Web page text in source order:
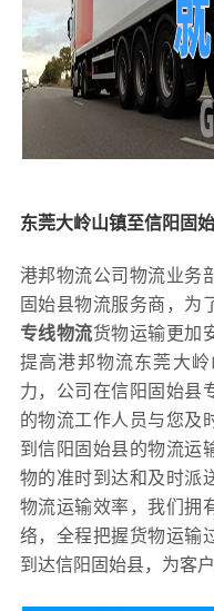
东莞大岭山镇至信阳固
港邦物流公司物流业务
固始县物流服务商，为
专线物流货物运输更加
提高港邦物流东莞大
力，公司在信阳固始县
的物流工作人员与您及
到信阳固始县的物流运
物的准时到达和及时派
物流运输效率，我们拥
络，全程把握货物运输
到达信阳固始县，为客